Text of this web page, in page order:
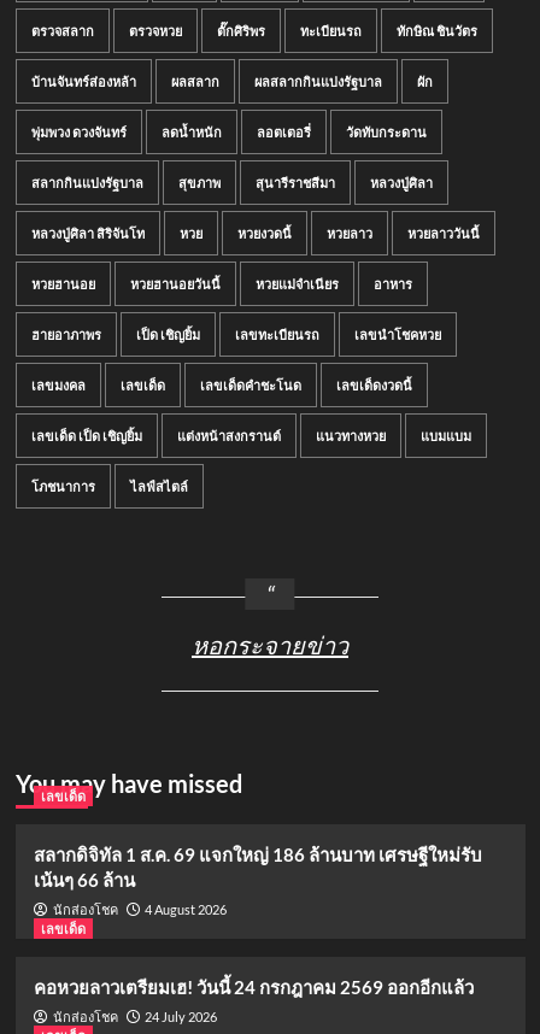
ตรวจสลาก ตรวจหวย ตั๊กศิริพร ทะเบียนรถ ทักษิณ ชินวัตร
บ้านจันทร์ส่องหล้า ผลสลาก ผลสลากกินแบ่งรัฐบาล ผัก
พุ่มพวง ดวงจันทร์ ลดน้ำหนัก ลอตเตอรี่ วัดทับกระดาน
สลากกินแบ่งรัฐบาล สุขภาพ สุนารีราชสีมา หลวงปู่ศิลา
หลวงปู่ศิลา สิริจันโท หวย หวยงวดนี้ หวยลาว หวยลาววันนี้
หวยฮานอย หวยฮานอยวันนี้ หวยแม่จำเนียร อาหาร
ฮายอาภาพร เป็ด เชิญยิ้ม เลขทะเบียนรถ เลขนำโชคหวย
เลขมงคล เลขเด็ด เลขเด็ดคำชะโนด เลขเด็ดงวดนี้
เลขเด็ด เป็ด เชิญยิ้ม แต่งหน้าสงกรานต์ แนวทางหวย แบมแบม
โภชนาการ ไลฟ์สไตล์
หอกระจายข่าว
You may have missed
เลขเด็ด
สลากดิจิทัล 1 ส.ค. 69 แจกใหญ่ 186 ล้านบาท เศรษฐีใหม่รับ
เน้นๆ 66 ล้าน
นักส่องโชค
4 August 2026
เลขเด็ด
คอหวยลาวเตรียมเฮ! วันนี้ 24 กรกฎาคม 2569 ออกอีกแล้ว
นักส่องโชค
24 July 2026